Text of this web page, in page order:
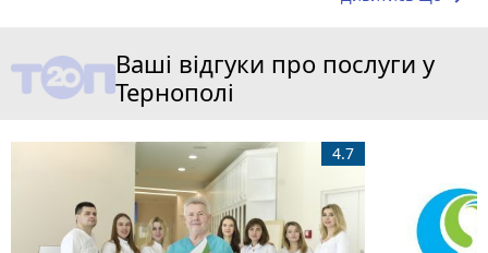
Ваші відгуки про послуги у
Тернополі
4.7